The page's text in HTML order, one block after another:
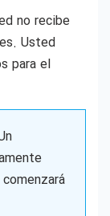
no recibe
Usted
para el